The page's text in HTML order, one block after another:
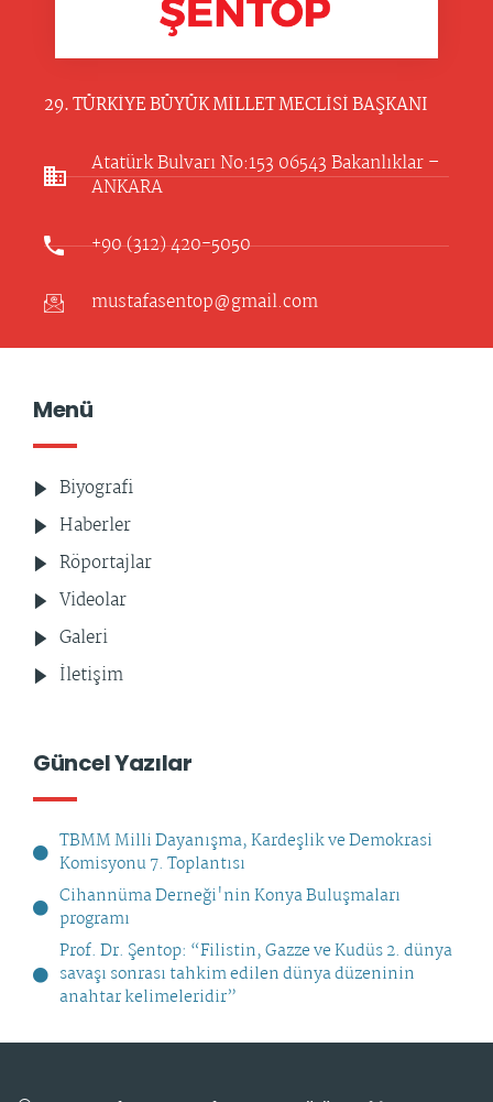
29. TÜRKİYE BÜYÜK MİLLET MECLİSİ BAŞKANI
Atatürk Bulvarı No:153 06543 Bakanlıklar –
ANKARA​
+90 (312) 420-5050
mustafasentop@gmail.com
Menü
Biyografi
Haberler
Röportajlar
Videolar
Galeri
İletişim
Güncel Yazılar
TBMM Milli Dayanışma, Kardeşlik ve Demokrasi
Komisyonu 7. Toplantısı
Cihannüma Derneği'nin Konya Buluşmaları
programı
Prof. Dr. Şentop: “Filistin, Gazze ve Kudüs 2. dünya
savaşı sonrası tahkim edilen dünya düzeninin
anahtar kelimeleridir”